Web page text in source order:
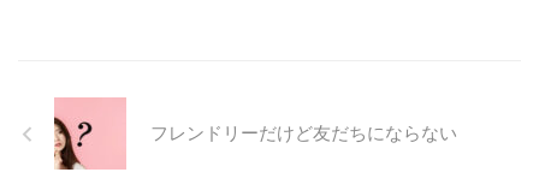
フレンドリーだけど友だちにならない